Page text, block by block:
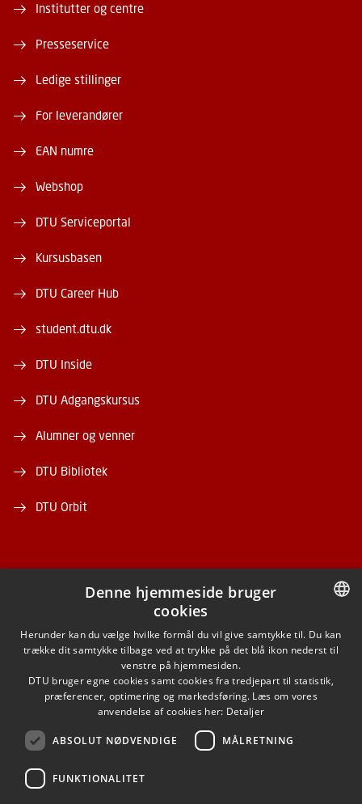
Institutter og centre
Presseservice
Ledige stillinger
For leverandører
EAN numre
Webshop
DTU Serviceportal
Kursusbasen
DTU Career Hub
student.dtu.dk
DTU Inside
DTU Adgangskursus
Alumner og venner
DTU Bibliotek
DTU Orbit
FACEBOOK
INSTAGRAM
LINKEDIN
YOUTUBE
DANISH
ENGLISH
Denne hjemmeside bruger
cookies
Herunder kan du vælge hvilke formål du vil give samtykke til. Du kan
trække dit samtykke tilbage ved at trykke på det blå ikon nederst til
venstre på hjemmesiden.
DTU bruger egne cookies samt cookies fra tredjepart til statistik,
præferencer, optimering og markedsføring. Læs om vores
anvendelse af cookies her: Detaljer
ABSOLUT NØDVENDIGE MÅLRETNING
FUNKTIONALITET